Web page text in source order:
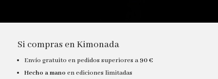
Si compras en Kimonada
Envío gratuito en pedidos superiores a 90 €
Hecho a mano en ediciones limitadas